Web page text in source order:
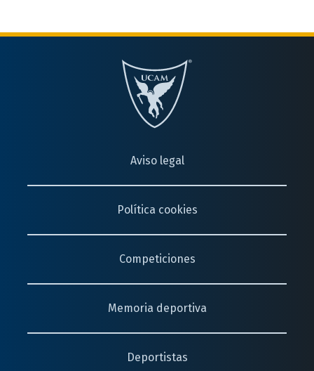
Aviso legal
Política cookies
Competiciones
Memoria deportiva
Deportistas